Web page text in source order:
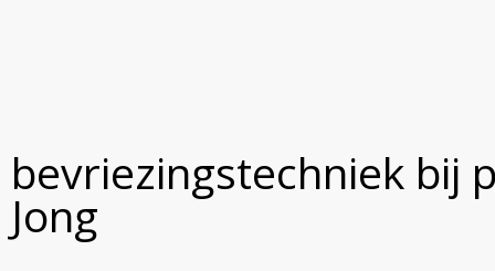
bevriezingstechniek bij
Jong